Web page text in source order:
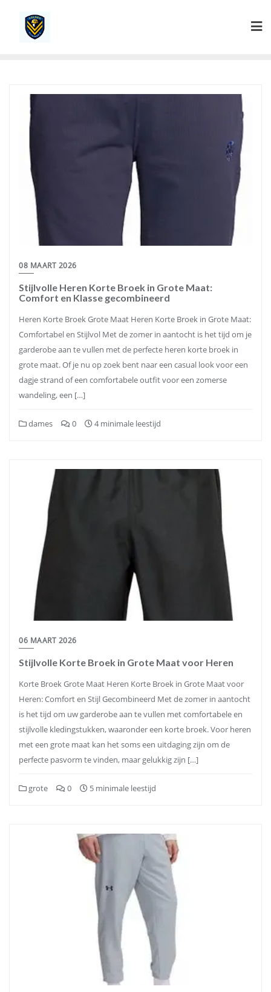
08 MAART 2026
Stijlvolle Heren Korte Broek in Grote Maat:
Comfort en Klasse gecombineerd
Heren Korte Broek Grote Maat Heren Korte Broek in Grote Maat:
Comfortabel en Stijlvol Met de zomer in aantocht is het tijd om je
garderobe aan te vullen met de perfecte heren korte broek in
grote maat. Of je nu op zoek bent naar een casual look voor een
dagje strand of een comfortabele outfit voor een zomerse
wandeling, een […]
dames 0 4 minimale leestijd
06 MAART 2026
Stijlvolle Korte Broek in Grote Maat voor Heren
Korte Broek Grote Maat Heren Korte Broek in Grote Maat voor
Heren: Comfort en Stijl Gecombineerd Met de zomer in aantocht
is het tijd om uw garderobe aan te vullen met comfortabele en
stijlvolle kledingstukken, waaronder een korte broek. Voor heren
met een grote maat kan het soms een uitdaging zijn om de
perfecte pasvorm te vinden, maar gelukkig zijn […]
grote 0 5 minimale leestijd